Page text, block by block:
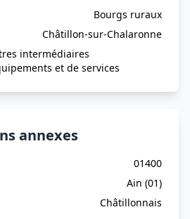
Bourgs ruraux
Châtillon-sur-Chalaronne
intermédiaires
et de services
annexes
01400
Ain (01)
Châtillonnais